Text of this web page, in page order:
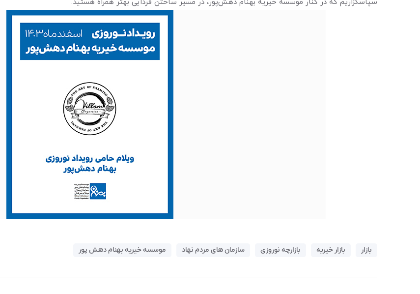
سپاسگزاریم که در کنار موسسه خیریه بهنام دهش‌پور، در مسیر ساختن فردایی بهتر همراه هستید.
بازار بازار خیریه بازارچه نوروزی سازمان های مردم نهاد موسسه خیریه بهنام دهش پور